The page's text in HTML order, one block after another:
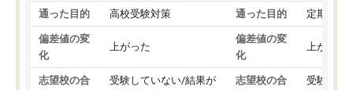
通った目的 高校受験対策
偏差値の変
化
上がった
志望校の合
受験していない/結果が
通った目的 定期テス
偏差値の変
化
上がった
志望校の合
受験して